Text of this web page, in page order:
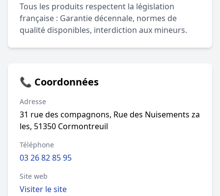
Tous les produits respectent la législation
française : Garantie décennale, normes de
qualité disponibles, interdiction aux mineurs.
📞 Coordonnées
Adresse
31 rue des compagnons, Rue des Nuisements za
les, 51350 Cormontreuil
Téléphone
03 26 82 85 95
Site web
Visiter le site